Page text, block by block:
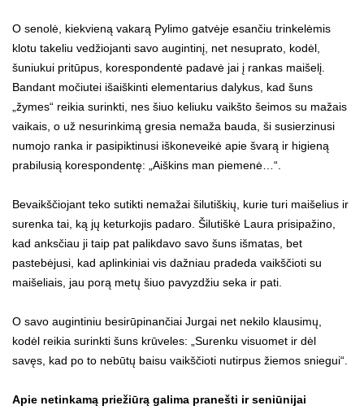
O senolė, kiekvieną vakarą Pylimo gatvėje esančiu trinkelėmis
klotu takeliu vedžiojanti savo augintinį, net nesuprato, kodėl,
šuniukui pritūpus, korespondentė padavė jai į rankas maišelį.
Bandant močiutei išaiškinti elementarius dalykus, kad šuns
„žymes“ reikia surinkti, nes šiuo keliuku vaikšto šeimos su mažais
vaikais, o už nesurinkimą gresia nemaža bauda, ši susierzinusi
numojo ranka ir pasipiktinusi iškoneveikė apie švarą ir higieną
prabilusią korespondentę: „Aiškins man piemenė…“.
Bevaikščiojant teko sutikti nemažai šilutiškių, kurie turi maišelius ir
surenka tai, ką jų keturkojis padaro. Šilutiškė Laura prisipažino,
kad anksčiau ji taip pat palikdavo savo šuns išmatas, bet
pastebėjusi, kad aplinkiniai vis dažniau pradeda vaikščioti su
maišeliais, jau porą metų šiuo pavyzdžiu seka ir pati.
O savo augintiniu besirūpinančiai Jurgai net nekilo klausimų,
kodėl reikia surinkti šuns krūveles: „Surenku visuomet ir dėl
savęs, kad po to nebūtų baisu vaikščioti nutirpus žiemos sniegui“.
Apie netinkamą priežiūrą galima pranešti ir seniūnijai